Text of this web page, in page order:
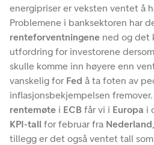
energipriser er veksten ventet å
Problemene i banksektoren har
renteforventningene ned og det
utfordring for investorene
skulle komme inn høyere enn
vanskelig for Fed å ta foten av
inflasjonsbekjempelsen
rentemøte i ECB får vi i Europa i
KPI-tall for februar fra Nederland
tillegg er det også ventet tall